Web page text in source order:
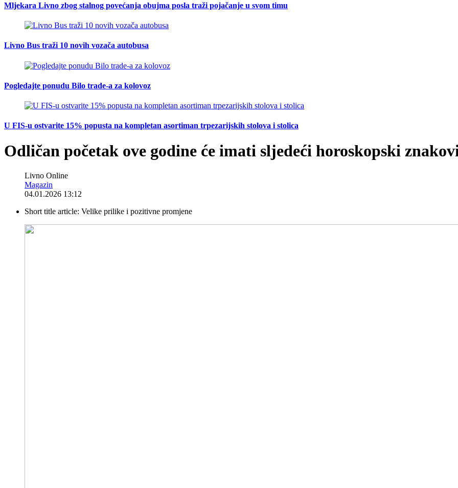
Mljekara Livno zbog stalnog povećanja obujma posla traži pojačanje u svom timu
Livno Bus traži 10 novih vozača autobusa
Pogledajte ponudu Bilo trade-a za kolovoz
U FIS-u ostvarite 15% popusta na kompletan asortiman trpezarijskih stolova i stolica
Odličan početak ove godine će imati sljedeći horoskopski
Livno Online
Magazin
04.01.2026 13:12
Short title article: Velike prilike i pozitivne promjene